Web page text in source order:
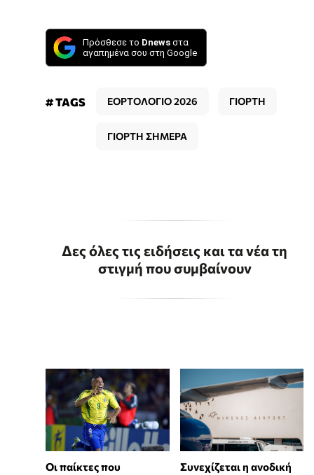
Πρόσθεσε το Dnews στα
αγαπημένα σου στη Google
# TAGS ΕΟΡΤΟΛΟΓΙΟ 2026 ΓΙΟΡΤΗ
ΓΙΟΡΤΗ ΣΗΜΕΡΑ
Δες όλες τις ειδήσεις και τα νέα τη
στιγμή που συμβαίνουν
Οι παίκτες που
Συνεχίζεται η ανοδική